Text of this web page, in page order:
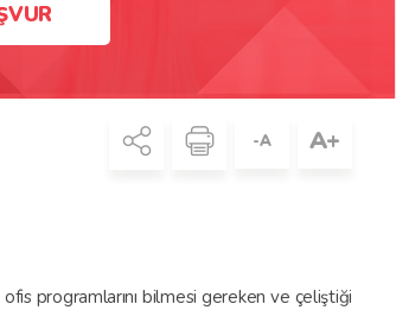
-A A+
programlarını bilmesi gereken ve çeliştiği